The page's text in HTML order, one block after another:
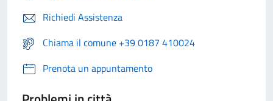
Richiedi Assistenza
Chiama il comune +39 0187 410024
Prenota un appuntamento